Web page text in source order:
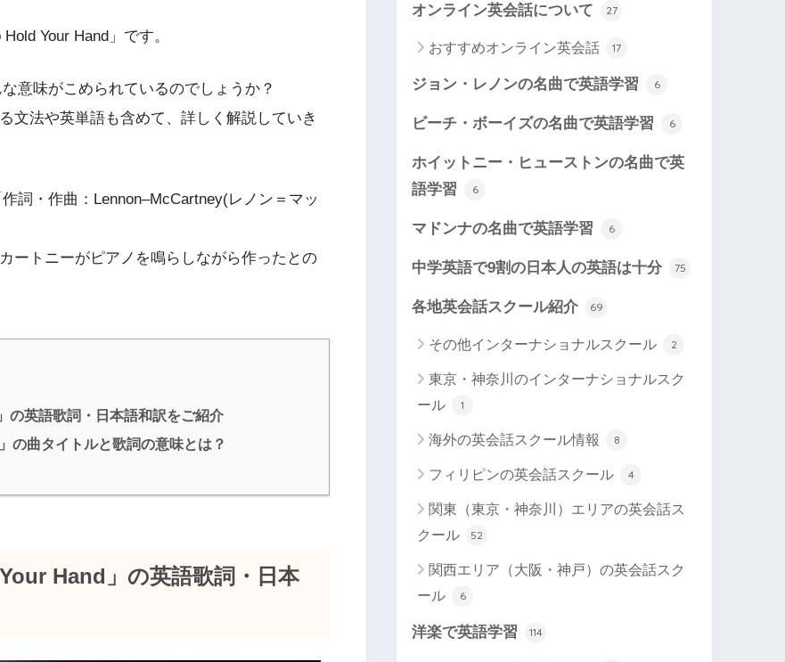
Your Hand」です。
意味がこめられているのでしょうか？
文法や英単語も含めて、詳しく解説していき
詞・作曲：Lennon–McCartney(レノン＝マッ
ートニーがピアノを鳴らしながら作ったとの
の英語歌詞・日本語和訳をご紹介
の曲タイトルと歌詞の意味とは？
Hand」の英語歌詞・日本
オンライン英会話について 27
おすすめオンライン英会話 17
ジョン・レノンの名曲で英語学習 6
ビーチ・ボーイズの名曲で英語学習 6
ホイットニー・ヒューストンの名曲で英
語学習
6
マドンナの名曲で英語学習 6
中学英語で9割の日本人の英語は十分 75
各地英会話スクール紹介 69
その他インターナショナルスクール 2
東京・神奈川のインターナショナルスク
ール
1
海外の英会話スクール情報 8
フィリピンの英会話スクール 4
関東（東京・神奈川）エリアの英会話ス
クール
52
関西エリア（大阪・神戸）の英会話スク
ール
6
洋楽で英語学習 114